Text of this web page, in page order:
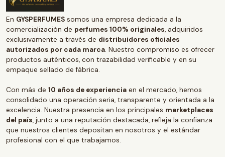
En GYSPERFUMES somos una empresa dedicada a la
comercialización de perfumes 100% originales, adquiridos
exclusivamente a través de distribuidores oficiales
autorizados por cada marca. Nuestro compromiso es ofrecer
productos auténticos, con trazabilidad verificable y en su
empaque sellado de fábrica.
Con más de 10 años de experiencia en el mercado, hemos
consolidado una operación seria, transparente y orientada a la
excelencia. Nuestra presencia en los principales marketplaces
del país, junto a una reputación destacada, refleja la confianza
que nuestros clientes depositan en nosotros y el estándar
profesional con el que trabajamos.